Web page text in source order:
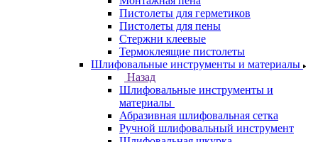
Пистолеты для герметиков
Пистолеты для пены
Стержни клеевые
Термоклеящие пистолеты
Шлифовальные инструменты и материалы
Назад
Шлифовальные инструменты и
материалы
Абразивная шлифовальная сетка
Ручной шлифовальный инструмент